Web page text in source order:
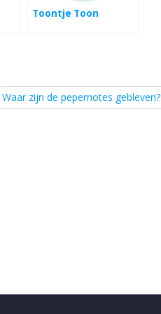
Toontje Toon
Waar zijn de pepernotes gebleven?